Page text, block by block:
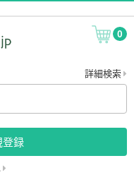
0
詳細検索
登録